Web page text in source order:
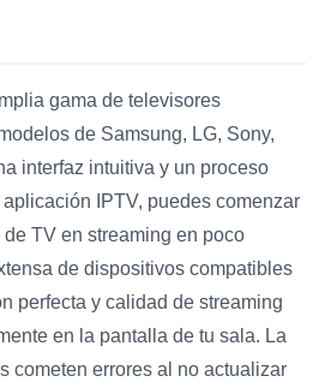
gama de televisores
de Samsung, LG, Sony,
interfaz intuitiva y un proceso
IPTV, puedes comenzar
TV en streaming en poco
de dispositivos compatibles
perfecta y calidad de streaming
en la pantalla de tu sala. La
cometen errores al no actualizar